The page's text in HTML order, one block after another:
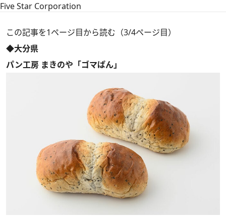
Five Star Corporation
この記事を1ページ目から読む（3/4ページ目）
◆大分県
パン工房 まきのや「ゴマぱん」